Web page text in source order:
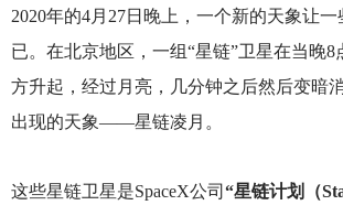
2020年的4月27日晚上，一个新的天象让
已。在北京地区，一组“星链”卫星在当晚8
方升起，经过月亮，几分钟之后然后变暗
出现的天象——星链凌月。
这些星链卫星是SpaceX公司 “星链计划（